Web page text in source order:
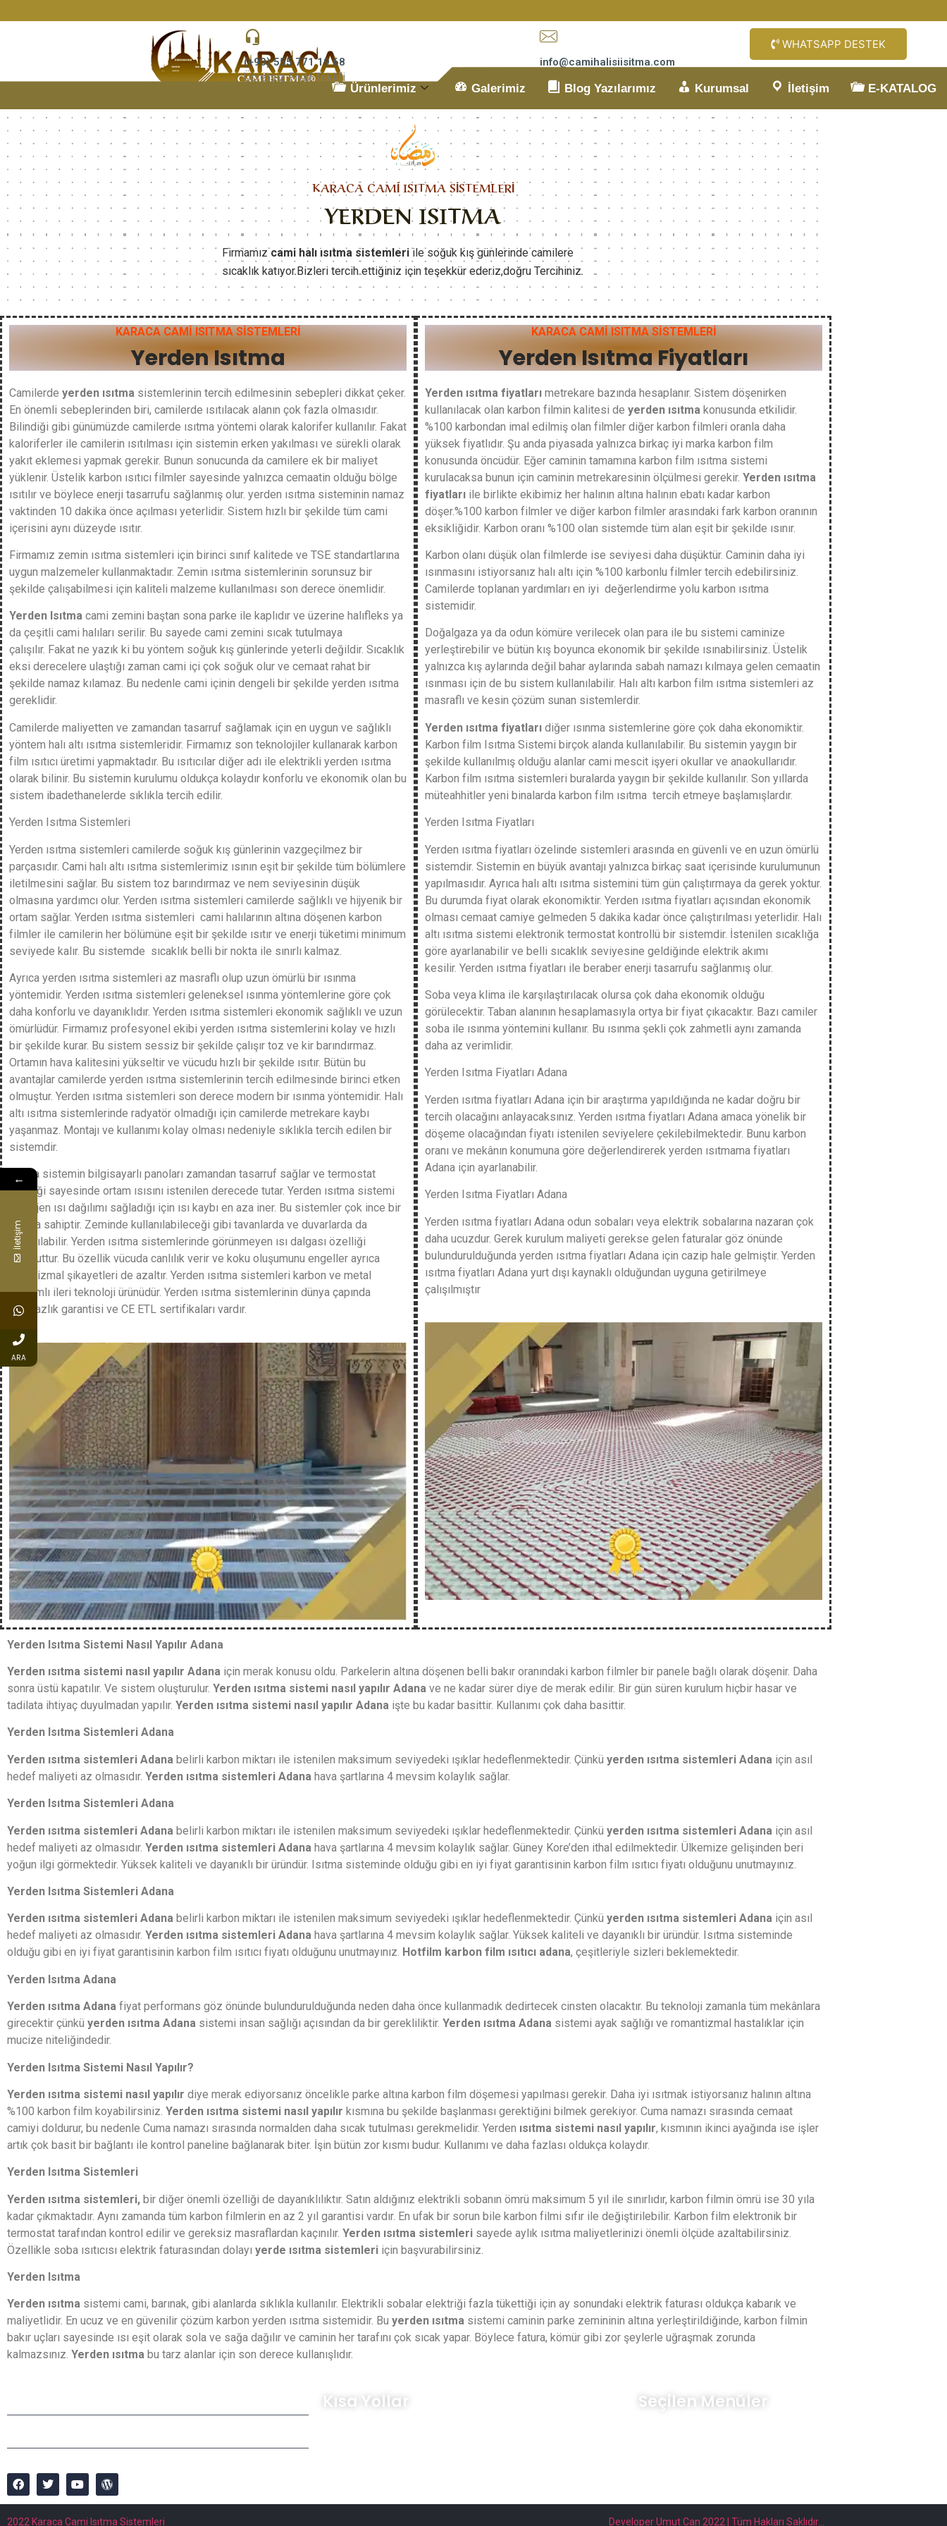
(+90) 555 771 19 68
Ücretsiz Fiyat Teklifi
info@camihalisiisitma.com
E-Mail Adresimiz
WHATSAPP DESTEK
Ürünlerimiz Galerimiz Blog Yazılarımız Kurumsal İletişim E-KATALOG
KARACA CAMİ ISITMA SİSTEMLERİ
YERDEN ISITMA
Firmamızcami halı ısıtma sistemleriile soğuk kış günlerinde camilere
sıcaklık katıyor.Bizleri tercih ettiğiniz için teşekkür ederiz,doğru Tercihiniz.
KARACA CAMİ ISITMA SİSTEMLERİ
Yerden Isıtma
Camilerde yerden ısıtma sistemlerinin tercih edilmesinin sebepleri dikkat çeker.
En önemli sebeplerinden biri, camilerde ısıtılacak alanın çok fazla olmasıdır.
Bilindiği gibi günümüzde camilerde ısıtma yöntemi olarak kalorifer kullanılır. Fakat
kaloriferler ile camilerin ısıtılması için sistemin erken yakılması ve sürekli olarak
yakıt eklemesi yapmak gerekir. Bunun sonucunda da camilere ek bir maliyet
yüklenir. Üstelik karbon ısıtıcı filmler sayesinde yalnızca cemaatin olduğu bölge
ısıtılır ve böylece enerji tasarrufu sağlanmış olur. yerden ısıtma sisteminin namaz
vaktinden 10 dakika önce açılması yeterlidir. Sistem hızlı bir şekilde tüm cami
içerisini aynı düzeyde ısıtır.
Firmamız zemin ısıtma sistemleri için birinci sınıf kalitede ve TSE standartlarına
uygun malzemeler kullanmaktadır. Zemin ısıtma sistemlerinin sorunsuz bir
şekilde çalışabilmesi için kaliteli malzeme kullanılması son derece önemlidir.
Yerden Isıtma cami zemini baştan sona parke ile kaplıdır ve üzerine halıfleks ya
da çeşitli cami halıları serilir. Bu sayede cami zemini sıcak tutulmaya
çalışılır. Fakat ne yazık ki bu yöntem soğuk kış günlerinde yeterli değildir. Sıcaklık
eksi derecelere ulaştığı zaman cami içi çok soğuk olur ve cemaat rahat bir
şekilde namaz kılamaz. Bu nedenle cami içinin dengeli bir şekilde yerden ısıtma
gereklidir.
Camilerde maliyetten ve zamandan tasarruf sağlamak için en uygun ve sağlıklı
yöntem halı altı ısıtma sistemleridir. Firmamız son teknolojiler kullanarak karbon
film ısıtıcı üretimi yapmaktadır. Bu ısıtıcılar diğer adı ile elektrikli yerden ısıtma
olarak bilinir. Bu sistemin kurulumu oldukça kolaydır konforlu ve ekonomik olan bu
sistem ibadethanelerde sıklıkla tercih edilir.
Yerden Isıtma Sistemleri
Yerden ısıtma sistemleri camilerde soğuk kış günlerinin vazgeçilmez bir
parçasıdır. Cami halı altı ısıtma sistemlerimiz ısının eşit bir şekilde tüm bölümlere
iletilmesini sağlar. Bu sistem toz barındırmaz ve nem seviyesinin düşük
olmasına yardımcı olur. Yerden ısıtma sistemleri camilerde sağlıklı ve hijyenik bir
ortam sağlar. Yerden ısıtma sistemleri cami halılarının altına döşenen karbon
filmler ile camilerin her bölümüne eşit bir şekilde ısıtır ve enerji tüketimi minimum
seviyede kalır. Bu sistemde sıcaklık belli bir nokta ile sınırlı kalmaz.
Ayrıca yerden ısıtma sistemleri az masraflı olup uzun ömürlü bir ısınma
yöntemidir. Yerden ısıtma sistemleri geleneksel ısınma yöntemlerine göre çok
daha konforlu ve dayanıklıdır. Yerden ısıtma sistemleri ekonomik sağlıklı ve uzun
ömürlüdür. Firmamız profesyonel ekibi yerden ısıtma sistemlerini kolay ve hızlı
bir şekilde kurar. Bu sistem sessiz bir şekilde çalışır toz ve kir barındırmaz.
Ortamın hava kalitesini yükseltir ve vücudu hızlı bir şekilde ısıtır. Bütün bu
avantajlar camilerde yerden ısıtma sistemlerinin tercih edilmesinde birinci etken
olmuştur. Yerden ısıtma sistemleri son derece modern bir ısınma yöntemidir. Halı
altı ısıtma sistemlerinde radyatör olmadığı için camilerde metrekare kaybı
yaşanmaz. Montajı ve kullanımı kolay olması nedeniyle sıklıkla tercih edilen bir
sistemdir.
Ayrıca sistemin bilgisayarlı panoları zamandan tasarruf sağlar ve termostat
özelliği sayesinde ortam ısısını istenilen derecede tutar. Yerden ısıtma sistemi
homojen ısı dağılımı sağladığı için ısı kaybı en aza iner. Bu sistemler çok ince bir
yapıya sahiptir. Zeminde kullanılabileceği gibi tavanlarda ve duvarlarda da
kullanılabilir. Yerden ısıtma sistemlerinde görünmeyen ısı dalgası özelliği
mevcuttur. Bu özellik vücuda canlılık verir ve koku oluşumunu engeller ayrıca
romatizmal şikayetleri de azaltır. Yerden ısıtma sistemleri karbon ve metal
karışımlı ileri teknoloji ürünüdür. Yerden ısıtma sistemlerinin dünya çapında
yanmazlık garantisi ve CE ETL sertifikaları vardır.
KARACA CAMİ ISITMA SİSTEMLERİ
Yerden Isıtma Fiyatları
Yerden ısıtma fiyatları metrekare bazında hesaplanır. Sistem döşenirken
kullanılacak olan karbon filmin kalitesi de yerden ısıtma konusunda etkilidir.
%100 karbondan imal edilmiş olan filmler diğer karbon filmleri oranla daha
yüksek fiyatlıdır. Şu anda piyasada yalnızca birkaç iyi marka karbon film
konusunda öncüdür. Eğer caminin tamamına karbon film ısıtma sistemi
kurulacaksa bunun için caminin metrekaresinin ölçülmesi gerekir. Yerden ısıtma
fiyatları ile birlikte ekibimiz her halının altına halının ebatı kadar karbon
döşer.%100 karbon filmler ve diğer karbon filmler arasındaki fark karbon oranının
eksikliğidir. Karbon oranı %100 olan sistemde tüm alan eşit bir şekilde ısınır.
Karbon olanı düşük olan filmlerde ise seviyesi daha düşüktür. Caminin daha iyi
ısınmasını istiyorsanız halı altı için %100 karbonlu filmler tercih edebilirsiniz.
Camilerde toplanan yardımları en iyi değerlendirme yolu karbon ısıtma
sistemidir.
Doğalgaza ya da odun kömüre verilecek olan para ile bu sistemi caminize
yerleştirebilir ve bütün kış boyunca ekonomik bir şekilde ısınabilirsiniz. Üstelik
yalnızca kış aylarında değil bahar aylarında sabah namazı kılmaya gelen cemaatin
ısınması için de bu sistem kullanılabilir. Halı altı karbon film ısıtma sistemleri az
masraflı ve kesin çözüm sunan sistemlerdir.
Yerden ısıtma fiyatları diğer ısınma sistemlerine göre çok daha ekonomiktir.
Karbon film Isıtma Sistemi birçok alanda kullanılabilir. Bu sistemin yaygın bir
şekilde kullanılmış olduğu alanlar cami mescit işyeri okullar ve anaokullarıdır.
Karbon film ısıtma sistemleri buralarda yaygın bir şekilde kullanılır. Son yıllarda
müteahhitler yeni binalarda karbon film ısıtma tercih etmeye başlamışlardır.
Yerden Isıtma Fiyatları
Yerden ısıtma fiyatları özelinde sistemleri arasında en güvenli ve en uzun ömürlü
sistemdir. Sistemin en büyük avantajı yalnızca birkaç saat içerisinde kurulumunun
yapılmasıdır. Ayrıca halı altı ısıtma sistemini tüm gün çalıştırmaya da gerek yoktur.
Bu durumda fiyat olarak ekonomiktir. Yerden ısıtma fiyatları açısından ekonomik
olması cemaat camiye gelmeden 5 dakika kadar önce çalıştırılması yeterlidir. Halı
altı ısıtma sistemi elektronik termostat kontrollü bir sistemdir. İstenilen sıcaklığa
göre ayarlanabilir ve belli sıcaklık seviyesine geldiğinde elektrik akımı
kesilir. Yerden ısıtma fiyatları ile beraber enerji tasarrufu sağlanmış olur.
Soba veya klima ile karşılaştırılacak olursa çok daha ekonomik olduğu
görülecektir. Taban alanının hesaplamasıyla ortya bir fiyat çıkacaktır. Bazı camiler
soba ile ısınma yöntemini kullanır. Bu ısınma şekli çok zahmetli aynı zamanda
daha az verimlidir.
Yerden Isıtma Fiyatları Adana
Yerden ısıtma fiyatları Adana için bir araştırma yapıldığında ne kadar doğru bir
tercih olacağını anlayacaksınız. Yerden ısıtma fiyatları Adana amaca yönelik bir
döşeme olacağından fiyatı istenilen seviyelere çekilebilmektedir. Bunu karbon
oranı ve mekânın konumuna göre değerlendirerek yerden ısıtmama fiyatları
Adana için ayarlanabilir.
Yerden Isıtma Fiyatları Adana
Yerden ısıtma fiyatları Adana odun sobaları veya elektrik sobalarına nazaran çok
daha ucuzdur. Gerek kurulum maliyeti gerekse gelen faturalar göz önünde
bulundurulduğunda yerden ısıtma fiyatları Adana için cazip hale gelmiştir. Yerden
ısıtma fiyatları Adana yurt dışı kaynaklı olduğundan uyguna getirilmeye
çalışılmıştır
Yerden Isıtma Sistemi Nasıl Yapılır Adana
Yerden ısıtma sistemi nasıl yapılır Adana için merak konusu oldu. Parkelerin altına döşenen belli bakır oranındaki karbon filmler bir panele bağlı olarak döşenir. Daha
sonra üstü kapatılır. Ve sistem oluşturulur. Yerden ısıtma sistemi nasıl yapılır Adana ve ne kadar sürer diye de merak edilir. Bir gün süren kurulum hiçbir hasar ve
tadilata ihtiyaç duyulmadan yapılır. Yerden ısıtma sistemi nasıl yapılır Adana işte bu kadar basittir. Kullanımı çok daha basittir.
Yerden Isıtma Sistemleri Adana
Yerden ısıtma sistemleri Adana belirli karbon miktarı ile istenilen maksimum seviyedeki ışıklar hedeflenmektedir. Çünkü yerden ısıtma sistemleri Adana için asıl
hedef maliyeti az olmasıdır. Yerden ısıtma sistemleri Adana hava şartlarına 4 mevsim kolaylık sağlar.
Yerden Isıtma Sistemleri Adana
Yerden ısıtma sistemleri Adana belirli karbon miktarı ile istenilen maksimum seviyedeki ışıklar hedeflenmektedir. Çünkü yerden ısıtma sistemleri Adana için asıl
hedef maliyeti az olmasıdır. Yerden ısıtma sistemleri Adana hava şartlarına 4 mevsim kolaylık sağlar. Güney Kore’den ithal edilmektedir. Ülkemize gelişinden beri
yoğun ilgi görmektedir. Yüksek kaliteli ve dayanıklı bir üründür. Isıtma sisteminde olduğu gibi en iyi fiyat garantisinin karbon film ısıtıcı fiyatı olduğunu unutmayınız.
Yerden Isıtma Sistemleri Adana
Yerden ısıtma sistemleri Adana belirli karbon miktarı ile istenilen maksimum seviyedeki ışıklar hedeflenmektedir. Çünkü yerden ısıtma sistemleri Adana için asıl
hedef maliyeti az olmasıdır. Yerden ısıtma sistemleri Adana hava şartlarına 4 mevsim kolaylık sağlar. Yüksek kaliteli ve dayanıklı bir üründür. Isıtma sisteminde
olduğu gibi en iyi fiyat garantisinin karbon film ısıtıcı fiyatı olduğunu unutmayınız. Hotfilm karbon film ısıtıcı adana, çeşitleriyle sizleri beklemektedir.
Yerden Isıtma Adana
Yerden ısıtma Adana fiyat performans göz önünde bulundurulduğunda neden daha önce kullanmadık dedirtecek cinsten olacaktır. Bu teknoloji zamanla tüm mekânlara
girecektir çünkü yerden ısıtma Adana sistemi insan sağlığı açısından da bir gerekliliktir. Yerden ısıtma Adana sistemi ayak sağlığı ve romantizmal hastalıklar için
mucize niteliğindedir.
Yerden Isıtma Sistemi Nasıl Yapılır?
Yerden ısıtma sistemi nasıl yapılır diye merak ediyorsanız öncelikle parke altına karbon film döşemesi yapılması gerekir. Daha iyi ısıtmak istiyorsanız halının altına
%100 karbon film koyabilirsiniz. Yerden ısıtma sistemi nasıl yapılır kısmına bu şekilde başlanması gerektiğini bilmek gerekiyor. Cuma namazı sırasında cemaat
camiyi doldurur, bu nedenle Cuma namazı sırasında normalden daha sıcak tutulması gerekmelidir. Yerden ısıtma sistemi nasıl yapılır, kısmının ikinci ayağında ise işler
artık çok basit bir bağlantı ile kontrol paneline bağlanarak biter. İşin bütün zor kısmı budur. Kullanımı ve daha fazlası oldukça kolaydır.
Yerden Isıtma Sistemleri
Yerden ısıtma sistemleri, bir diğer önemli özelliği de dayanıklılıktır. Satın aldığınız elektrikli sobanın ömrü maksimum 5 yıl ile sınırlıdır, karbon filmin ömrü ise 30 yıla
kadar çıkmaktadır. Aynı zamanda tüm karbon filmlerin en az 2 yıl garantisi vardır. En ufak bir sorun bile karbon filmi sıfır ile değiştirilebilir. Karbon film elektronik bir
termostat tarafından kontrol edilir ve gereksiz masraflardan kaçınılır. Yerden ısıtma sistemleri sayede aylık ısıtma maliyetlerinizi önemli ölçüde azaltabilirsiniz.
Özellikle soba ısıtıcısı elektrik faturasından dolayı yerde ısıtma sistemleri için başvurabilirsiniz.
Yerden Isıtma
Yerden ısıtma sistemi cami, barınak, gibi alanlarda sıklıkla kullanılır. Elektrikli sobalar elektriği fazla tükettiği için ay sonundaki elektrik faturası oldukça kabarık ve
maliyetlidir. En ucuz ve en güvenilir çözüm karbon yerden ısıtma sistemidir. Bu yerden ısıtma sistemi caminin parke zemininin altına yerleştirildiğinde, karbon filmin
bakır uçları sayesinde ısı eşit olarak sola ve sağa dağılır ve caminin her tarafını çok sıcak yapar. Böylece fatura, kömür gibi zor şeylerle uğraşmak zorunda
kalmazsınız. Yerden ısıtma bu tarz alanlar için son derece kullanışlıdır.
Kısa Yollar Seçilen Menüler
2022 Karaca Cami Isıtma Sistemleri Developer Umut Can 2022 | Tüm Hakları Saklıdır...
←
İletişim
ARA